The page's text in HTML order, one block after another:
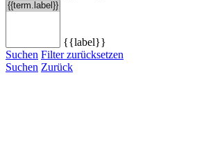
{{label}}
Suchen Filter zurücksetzen
Suchen Zurück